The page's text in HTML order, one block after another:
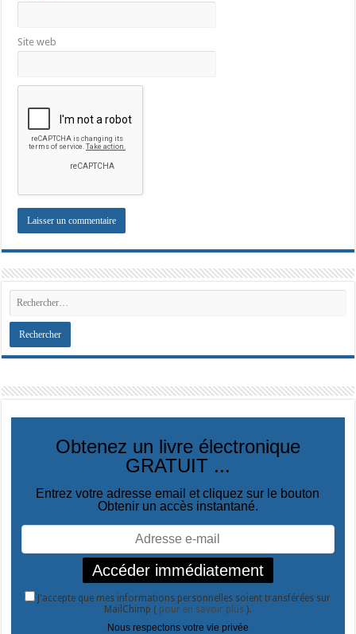
Site web
Obtenez un livre électronique
GRATUIT ...
Entrez votre adresse email et cliquez sur le bouton
Obtenir un accès instantané.
J'accepte que mes informations personnelles soient transférées sur
MailChimp ( pour en savoir plus).
Nous respectons votre vie privée